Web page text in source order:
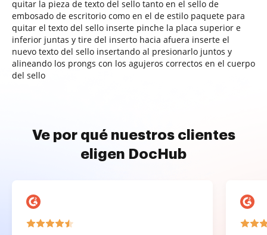
quitar la pieza de texto del sello tanto en el sello de
embosado de escritorio como en el de estilo paquete para
quitar el texto del sello inserte pinche la placa superior e
inferior juntas y tire del inserto hacia afuera inserte el
nuevo texto del sello insertando al presionarlo juntos y
alineando los prongs con los agujeros correctos en el cuerpo
del sello
Ve por qué nuestros clientes
eligen DocHub